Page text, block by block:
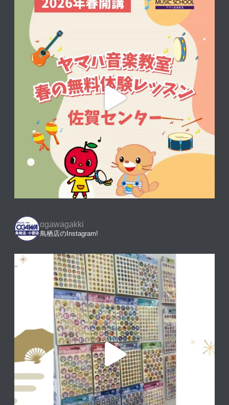
ogawagakki
鳥栖店のInstagram!